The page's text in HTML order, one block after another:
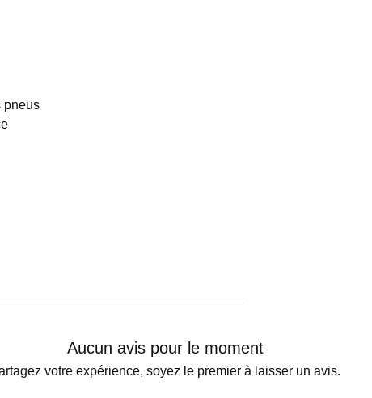
pneus
Aucun avis pour le moment
votre expérience, soyez le premier à laisser un avis.